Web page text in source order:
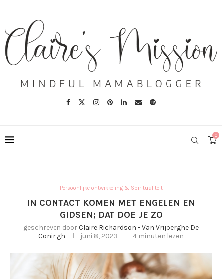
0
Persoonlijke ontwikkeling & Spiritualiteit
IN CONTACT KOMEN MET ENGELEN EN
GIDSEN; DAT DOE JE ZO
geschreven doorClaire Richardson - Van Vrijberghe De
Coningh
juni 8, 2023 4 minuten lezen